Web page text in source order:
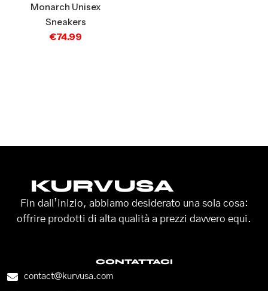
Monarch Unisex
Sneakers
€74.99
KURVUSA
Fin dall’inizio, abbiamo desiderato una sola cosa:
offrire prodotti di alta qualità a prezzi davvero equi.
CONTATTACI
contact@kurvusa.com